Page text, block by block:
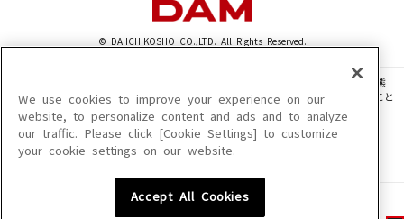
© DAIICHIKOSHO CO.,LTD. All Rights Reserved.
このサイトに掲載されている一切の文章・画像・写真・動画・音声等を、手段や形態
を問わず、著作権法の定める範囲を超えて無断で複製、転載、ファイル化などすること
を禁じます。
楽曲及びコンテンツは、機種によりご利用いただけない場合があります。
楽曲及びコンテンツの配信日、配信内容が変更になる場合があります。
We use cookies to improve your experience on our
website, to personalize content and ads and to analyze
our traffic. Please click [Cookie Settings] to customize
your cookie settings on our website.
Accept All Cookies